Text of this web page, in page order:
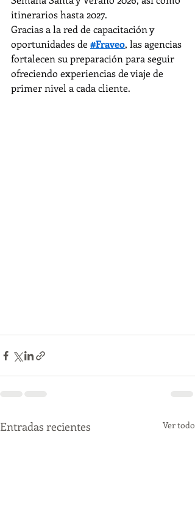
itinerarios hasta 2027.
Gracias a la red de capacitación y
oportunidades de #Fraveo, las agencias
fortalecen su preparación para seguir
ofreciendo experiencias de viaje de
primer nivel a cada cliente.
Entradas recientes Ver todo